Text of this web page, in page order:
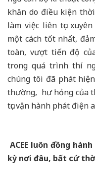
khăn do điều kiện
làm việc liên tục
một cách tốt nhất,
toàn, vượt tiến độ
trong quá trình thí
chúng tôi đã phát
thường, hư hỏng của
tục vận hành phát điện
ACEE luôn đồng
kỳ nơi đâu, bất cứ